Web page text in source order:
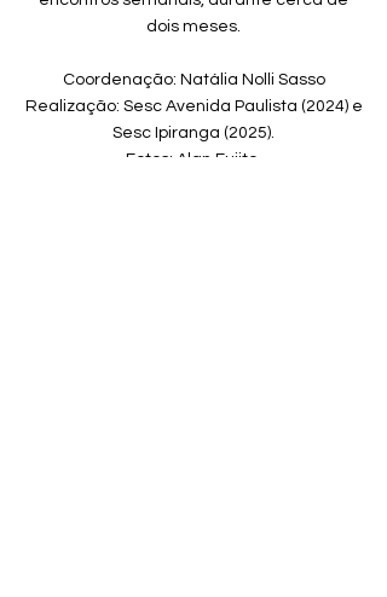
dois meses.
Coordenação: Natália Nolli Sasso
Realização: Sesc Avenida Paulista (2024) e
Sesc Ipiranga (2025).
Fotos: Alan Fujito.